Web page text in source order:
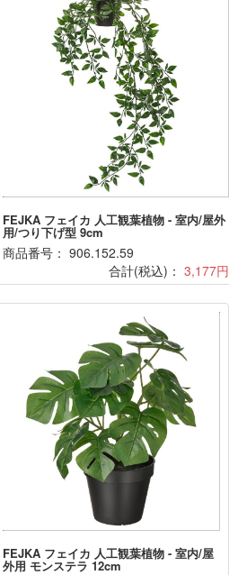
FEJKA フェイカ 人工観葉植物 - 室内/屋外
用/つり下げ型 9cm
商品番号： 906.152.59
合計(税込)：3,177円
FEJKA フェイカ 人工観葉植物 - 室内/屋
外用 モンステラ 12cm